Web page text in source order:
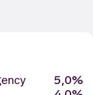
5,0%